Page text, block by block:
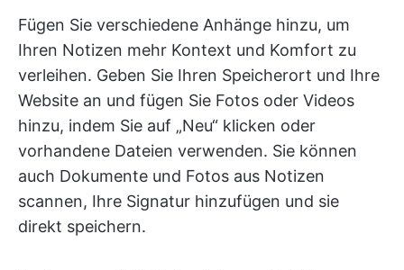
Fügen Sie verschiedene Anhänge hinzu, um
Ihren Notizen mehr Kontext und Komfort zu
verleihen. Geben Sie Ihren Speicherort und Ihre
Website an und fügen Sie Fotos oder Videos
hinzu, indem Sie auf „Neu“ klicken oder
vorhandene Dateien verwenden. Sie können
auch Dokumente und Fotos aus Notizen
scannen, Ihre Signatur hinzufügen und sie
direkt speichern.